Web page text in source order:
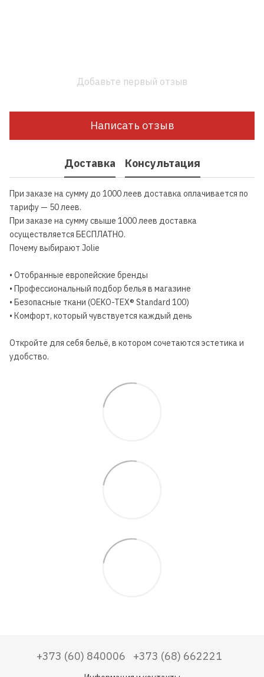
Добавьте первый отзыв
Написать отзыв
Доставка Консультация
При заказе на сумму до 1000 леев доставка оплачивается по
тарифу — 50 леев.
При заказе на сумму свыше 1000 леев доставка
осуществляется БЕСПЛАТНО.
Почему выбирают Jolie
• Отобранные европейские бренды
• Профессиональный подбор белья в магазине
• Безопасные ткани (OEKO-TEX® Standard 100)
• Комфорт, который чувствуется каждый день
Откройте для себя бельё, в котором сочетаются эстетика и
удобство.
+373 (60) 840006 +373 (68) 662221